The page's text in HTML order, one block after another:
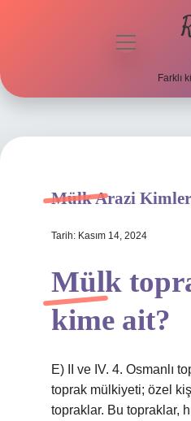
menüyü
Farklı
Mülk Arazi
Tarih: Kasım 14, 2024
Mülk
kime ait?
E) II ve IV. 4. Osmanlı
toprak mülkiyeti; özel
topraklar. Bu topraklar,